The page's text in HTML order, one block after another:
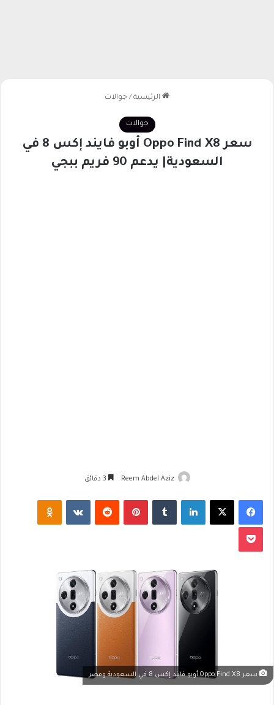
الرئيسية / جوالات
جوالات
سعر Oppo Find X8 أوبو فايند إكس 8 في
السعودية| يدعم 90 فريم ببجي
Reem Abdel Aziz
فيسبوك لينكدإن بينتيريست
سعر Oppo Find X8 أوبو فايند إكس 8 في السعودية ومصر